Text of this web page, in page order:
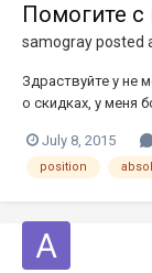
Помогите
samograyposted
Здраствуйте у не
о скидках, у меня
<img src="img/
class="hov">
July 8, 2015
position